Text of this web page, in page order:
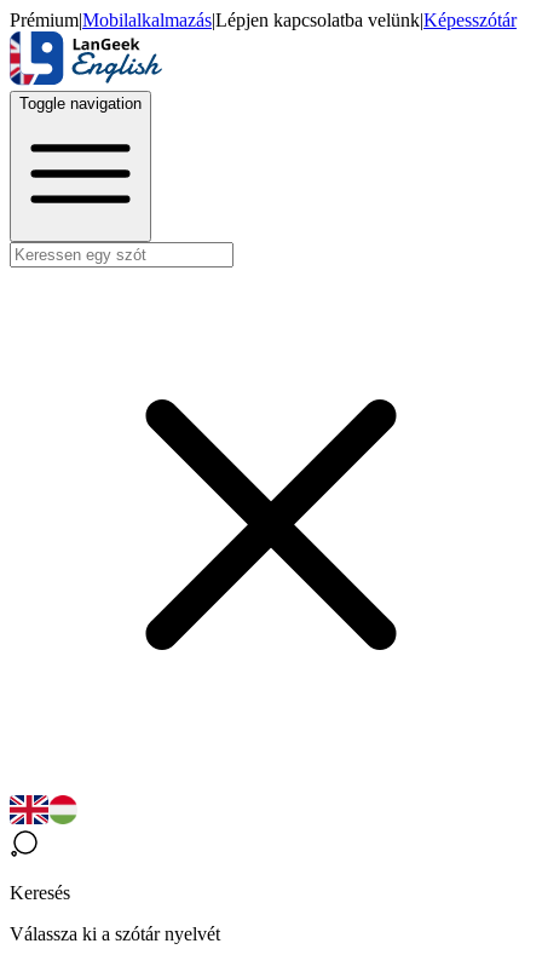
Prémium|Mobilalkalmazás|Lépjen kapcsolatba velünk|Képesszótár
Toggle navigation
Keresés
Válassza ki a szótár nyelvét